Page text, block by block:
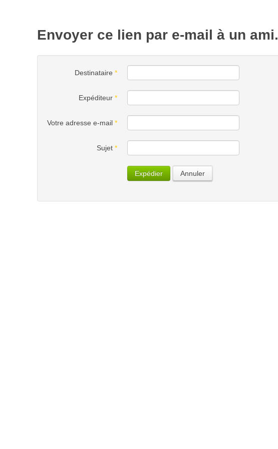
Envoyer ce lien par e-mail à un ami.
Destinataire *
Expéditeur *
Votre adresse e-mail *
Sujet *
Expédier Annuler